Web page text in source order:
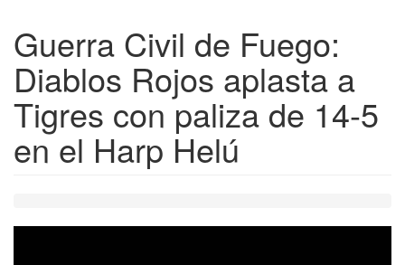
Guerra Civil de Fuego:
Diablos Rojos aplasta a
Tigres con paliza de 14-5
en el Harp Helú